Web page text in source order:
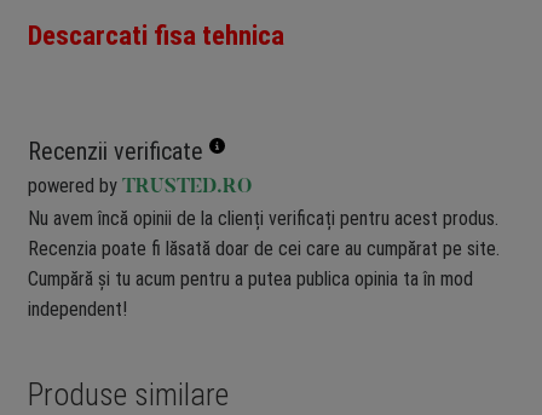
Descarcati fisa tehnica
Recenzii verificate
powered by TRUSTED.RO
Nu avem încă opinii de la clienți verificați pentru acest produs.
Recenzia poate fi lăsată doar de cei care au cumpărat pe site.
Cumpără și tu acum pentru a putea publica opinia ta în mod
independent!
Produse similare